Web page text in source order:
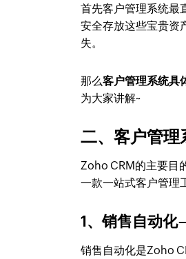
首先客户管理系统最
安全存放这些宝贵资
失。
那么客户管理系统具
为大家讲解~
二、客户管理
Zoho CRM的主要目
一款一站式客户管理
1、销售自动
销售自动化是Zoho